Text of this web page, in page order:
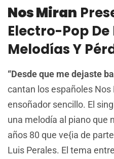
Nos Miran
Electro-Pop De
Melodías Y
“Desde que me dejaste
cantan los españoles Nos
ensoñador sencillo. El
una melodía al piano que
años 80 que ve{ia de
Luis Perales. El tema